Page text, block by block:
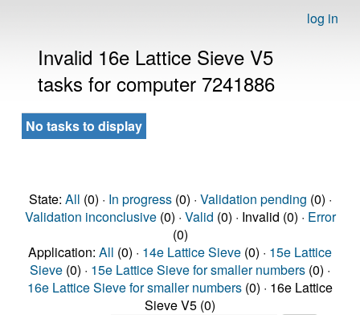
log in
Invalid 16e Lattice Sieve V5
tasks for computer 7241886
No tasks to display
State: All (0) · In progress(0) · Validation pending (0) ·
Validation inconclusive(0) · Valid (0) · Invalid (0) · Error
(0)
Application: All (0) · 14e Lattice Sieve (0) · 15e Lattice
Sieve (0) · 15e Lattice Sieve for smaller numbers (0) ·
16e Lattice Sieve for smaller numbers (0) · 16e Lattice
Sieve V5 (0)